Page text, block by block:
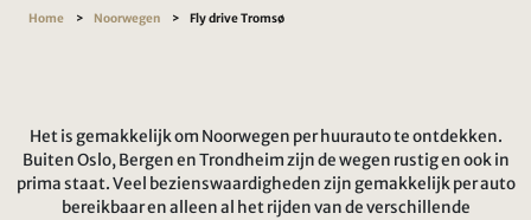
Home Noorwegen Fly drive Tromsø
Het is gemakkelijk om Noorwegen per huurauto te ontdekken.
Buiten Oslo, Bergen en Trondheim zijn de wegen rustig en ook in
prima staat. Veel bezienswaardigheden zijn gemakkelijk per auto
bereikbaar en alleen al het rijden van de verschillende